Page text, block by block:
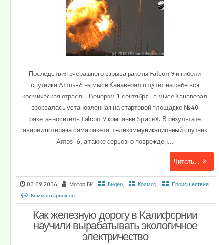
Последствия вчерашнего взрыва ракеты Falcon 9 и гибели
спутника Amos-6 на мысе Канаверал ощутит на себе вся
космическая отрасль. Вечером 1 сентября на мысе Канаверал
взорвалась установленная на стартовой площадке №40
ракета-носитель Falcon 9 компании SpaceX. В результате
аварии потеряна сама ракета, телекоммуникационный спутник
Amos-6, а также серьезно поврежден...
Читать...
03.09.2016 Мотор БИ Видео, Космос,
Происшествия
Комментариев нет
Как железную дорогу в Калифорнии
научили вырабатывать экологичное
электричество